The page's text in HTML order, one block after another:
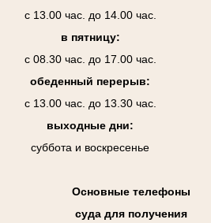
с 13.00 час. до 14.00 час.
в пятницу:
с 08.30 час. до 17.00 час.
обеденный перерыв:
с 13.00 час. до 13.30 час.
выходные дни:
суббота и воскресенье
Основные телефоны
суда для получения